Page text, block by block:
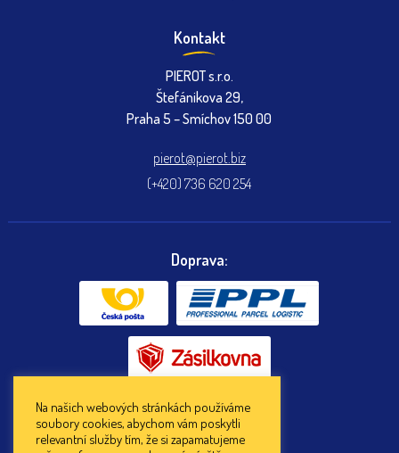
Kontakt
PIEROT s.r.o.
Štefánikova 29,
Praha 5 – Smíchov 150 00
pierot@pierot.biz
(+420) 736 620 254
Doprava:
Platba:
Na našich webových stránkách používáme
soubory cookies, abychom vám poskytli
relevantní služby tím, že si zapamatujeme